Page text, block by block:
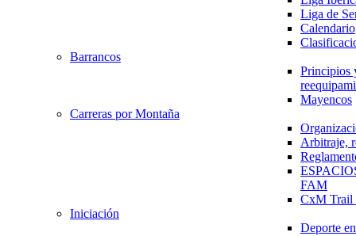
Liga de
Calendario
Barrancos
Principios
Mayencos
Carreras por Montaña
Arbitraje,
FAM
CxM
Iniciación
Deporte